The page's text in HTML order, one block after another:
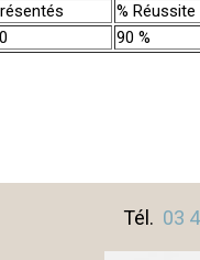
% Réussite
90 %
Tél. 03